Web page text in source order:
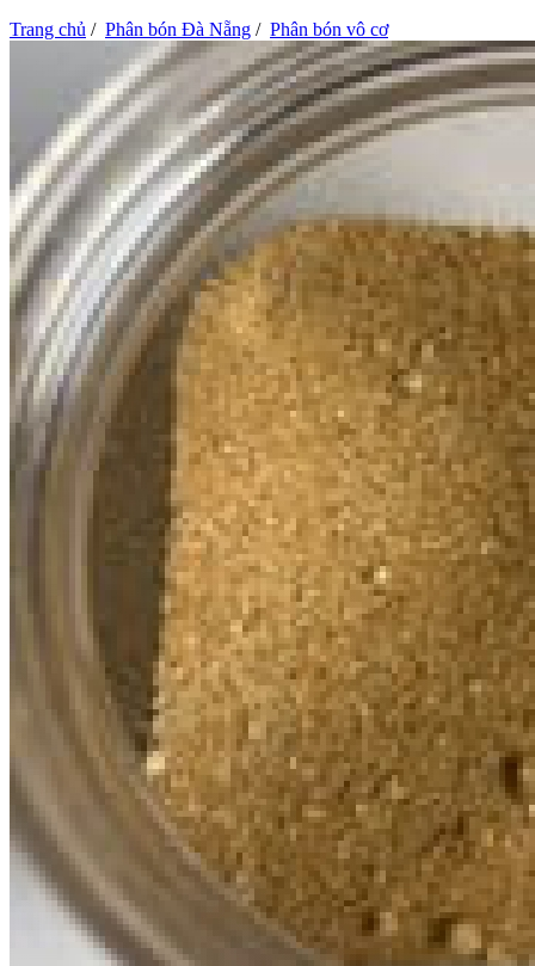
Trang chủ / Phân bón Đà Nẵng / Phân bón vô cơ